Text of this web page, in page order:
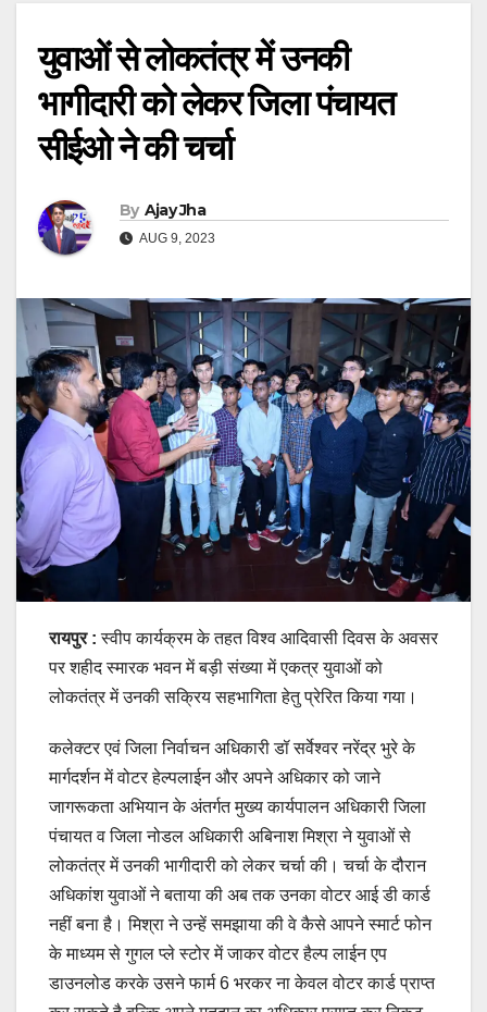
युवाओं से लोकतंत्र में उनकी
भागीदारी को लेकर जिला पंचायत
सीईओ ने की चर्चा
By Ajay Jha
AUG 9, 2023
रायपुर : स्वीप कार्यक्रम के तहत विश्व आदिवासी दिवस के अवसर
पर शहीद स्मारक भवन में बड़ी संख्या में एकत्र युवाओं को
लोकतंत्र में उनकी सक्रिय सहभागिता हेतु प्रेरित किया गया।
कलेक्टर एवं जिला निर्वाचन अधिकारी डॉ सर्वेश्वर नरेंद्र भुरे के
मार्गदर्शन में वोटर हेल्पलाईन और अपने अधिकार को जाने
जागरूकता अभियान के अंतर्गत मुख्य कार्यपालन अधिकारी जिला
पंचायत व जिला नोडल अधिकारी अबिनाश मिश्रा ने युवाओं से
लोकतंत्र में उनकी भागीदारी को लेकर चर्चा की। चर्चा के दौरान
अधिकांश युवाओं ने बताया की अब तक उनका वोटर आई डी कार्ड
नहीं बना है। मिश्रा ने उन्हें समझाया की वे कैसे आपने स्मार्ट फोन
के माध्यम से गुगल प्ले स्टोर में जाकर वोटर हैल्प लाईन एप
डाउनलोड करके उसने फार्म 6 भरकर ना केवल वोटर कार्ड प्राप्त